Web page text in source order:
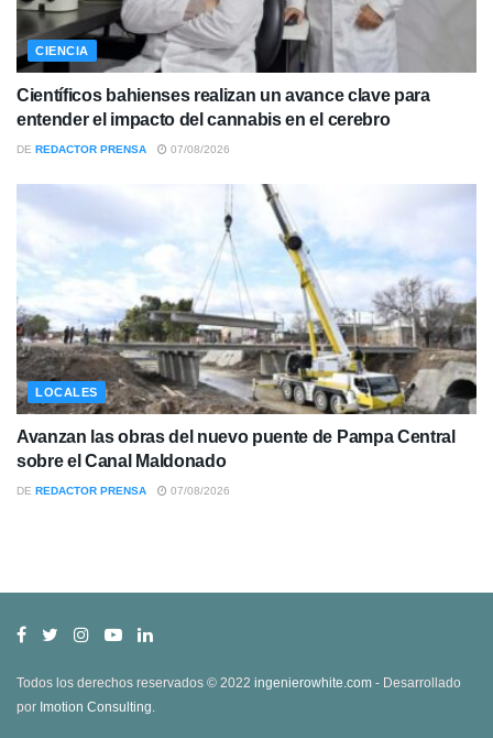
CIENCIA
Científicos bahienses realizan un avance clave para
entender el impacto del cannabis en el cerebro
DE REDACTOR PRENSA 07/08/2026
LOCALES
Avanzan las obras del nuevo puente de Pampa Central
sobre el Canal Maldonado
DE REDACTOR PRENSA 07/08/2026
Todos los derechos reservados © 2022 ingenierowhite.com - Desarrollado
por Imotion Consulting.